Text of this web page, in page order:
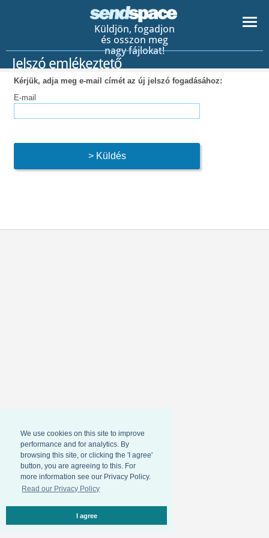
We use cookies on this site to improve
performance and for analytics. By
browsing this site, or clicking the 'I agree'
button, you are agreeing to this. For
more information see our Privacy Policy.
Read our Privacy Policy
I agree
Küldjön, fogadjon
és osszon meg
nagy fájlokat!
Jelszó emlékeztető
Kérjük, adja meg e-mail címét az új jelszó fogadásához:
E-mail